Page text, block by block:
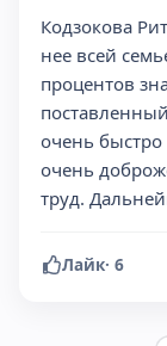
Кодзокова
нее всей
процентов
очень
очень
труд.
Лайк· 6